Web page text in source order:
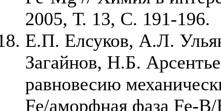
2005, Т. 13, С. 191-196.
Е.П. Елсуков, А.Л.
Загайнов, Н.Б.
равновесию
Fe/аморфная фаза Fe-